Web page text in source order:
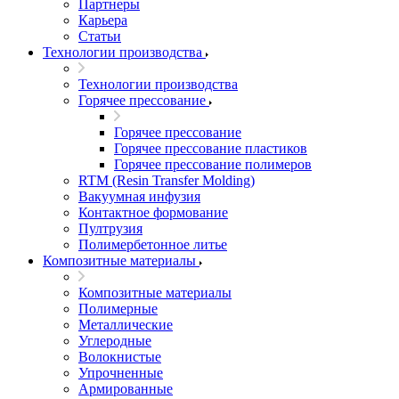
Партнеры
Карьера
Статьи
Технологии производства
Технологии производства
Горячее прессование
Горячее прессование
Горячее прессование пластиков
Горячее прессование полимеров
RTM (Resin Transfer Molding)
Вакуумная инфузия
Контактное формование
Пултрузия
Полимербетонное литье
Композитные материалы
Композитные материалы
Полимерные
Металлические
Углеродные
Волокнистые
Упрочненные
Армированные